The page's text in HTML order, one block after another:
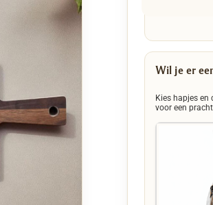
Wil je er
Kies hapjes en
voor een